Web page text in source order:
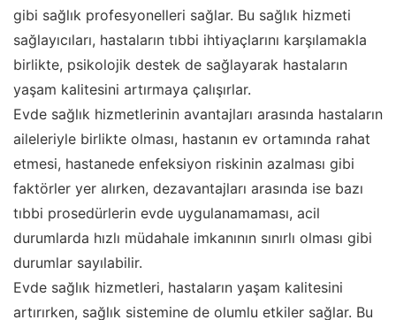
gibi sağlık profesyonelleri sağlar. Bu sağlık hizmeti
sağlayıcıları, hastaların tıbbi ihtiyaçlarını karşılamakla
birlikte, psikolojik destek de sağlayarak hastaların
yaşam kalitesini artırmaya çalışırlar.
Evde sağlık hizmetlerinin avantajları arasında hastaların
aileleriyle birlikte olması, hastanın ev ortamında rahat
etmesi, hastanede enfeksiyon riskinin azalması gibi
faktörler yer alırken, dezavantajları arasında ise bazı
tıbbi prosedürlerin evde uygulanamaması, acil
durumlarda hızlı müdahale imkanının sınırlı olması gibi
durumlar sayılabilir.
Evde sağlık hizmetleri, hastaların yaşam kalitesini
artırırken, sağlık sistemine de olumlu etkiler sağlar. Bu